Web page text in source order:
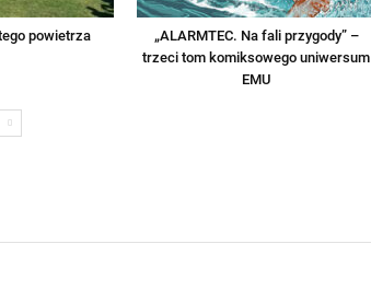
powietrza
„ALARMTEC. Na fali przygody” –
trzeci tom komiksowego uniwersum
EMU